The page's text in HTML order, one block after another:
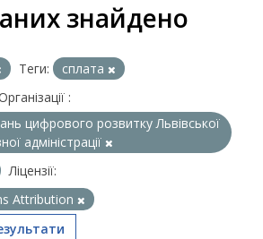
знайдено
Теги:
сплата
:
цифрового розвитку Львівської
адміністрації
Ліцензії:
Attribution